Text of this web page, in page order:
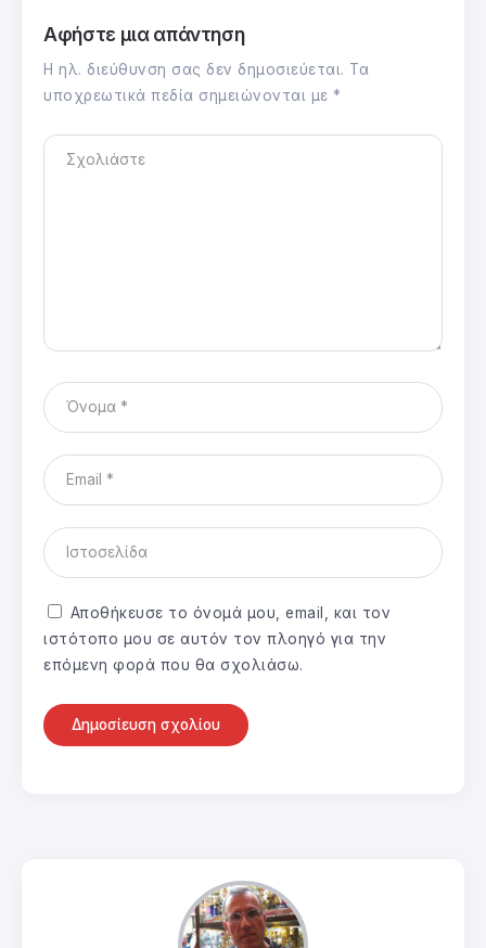
Αφήστε μια απάντηση
Η ηλ. διεύθυνση σας δεν δημοσιεύεται. Τα
υποχρεωτικά πεδία σημειώνονται με *
Αποθήκευσε το όνομά μου, email, και τον
ιστότοπο μου σε αυτόν τον πλοηγό για την
επόμενη φορά που θα σχολιάσω.